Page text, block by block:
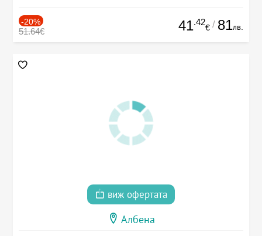
-20%
51.64€ 41.42
€ / 81лв.
виж офертата
Албена